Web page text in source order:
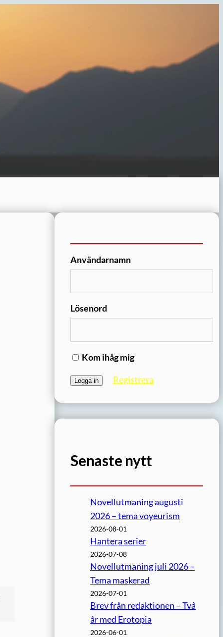
Användarnamn
Lösenord
Kom ihåg mig
Registrera
Senaste nytt
Novellutmaning augusti
2026 – tema voyeurism
2026-08-01
Hantera serier
2026-07-08
Novellutmaning juli 2026 –
Tema maskerad
2026-07-01
Brev från redaktionen – Två
år med Erotopia
2026-06-01